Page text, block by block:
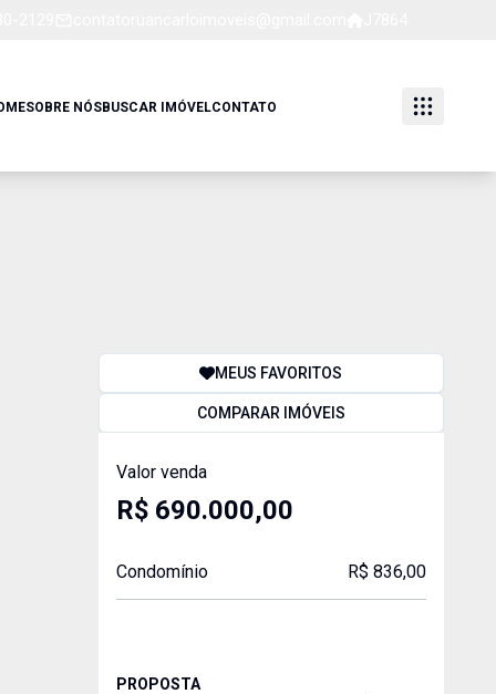
SOBRE NÓSBUSCAR IMÓVELCONTATO
MEUS FAVORITOS
COMPARAR IMÓVEIS
Valor venda
R$ 690.000,00
Condomínio R$ 836,00
PROPOSTA